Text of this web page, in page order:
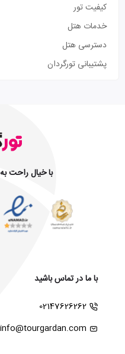
کیفیت تور
خدمات هتل
دسترسی هتل
پشتیبانی تورگردان
با خیال راحت
با ما در تماس باشید
02147626262
info@tourgardan.com